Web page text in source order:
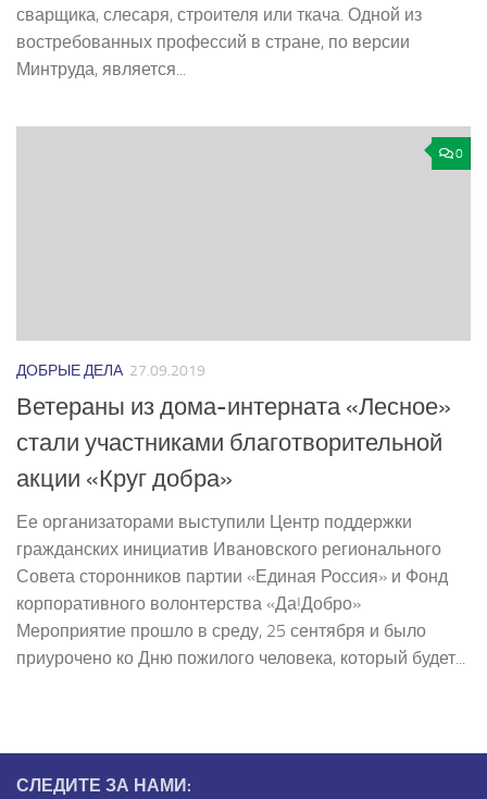
сварщика, слесаря, строителя или ткача. Одной из
востребованных профессий в стране, по версии
Минтруда, является...
0
ДОБРЫЕ ДЕЛА 27.09.2019
Ветераны из дома-интерната «Лесное»
стали участниками благотворительной
акции «Круг добра»
Ее организаторами выступили Центр поддержки
гражданских инициатив Ивановского регионального
Совета сторонников партии «Единая Россия» и Фонд
корпоративного волонтерства «Да!Добро»
Мероприятие прошло в среду, 25 сентября и было
приурочено ко Дню пожилого человека, который будет...
СЛЕДИТЕ ЗА НАМИ: